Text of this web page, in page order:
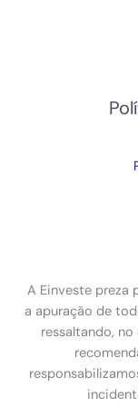
A Einveste preza
a apuração de
ressaltando,